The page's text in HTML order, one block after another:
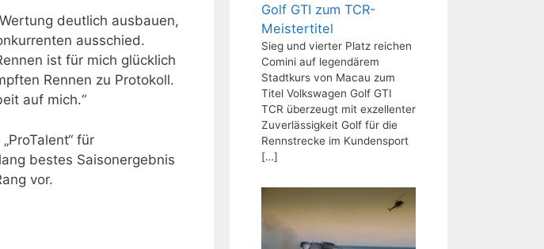
deutlich ausbauen,
ausschied.
ist für mich glücklich
Rennen zu Protokoll.
auf mich.“
für
bestes Saisonergebnis
vor.
Golf GTI zum TCR-
Meistertitel
Sieg und vierter Platz reichen
Comini auf legendärem
Stadtkurs von Macau zum
Titel Volkswagen Golf GTI
TCR überzeugt mit exzellenter
Zuverlässigkeit Golf für die
Rennstrecke im Kundensport
[…]